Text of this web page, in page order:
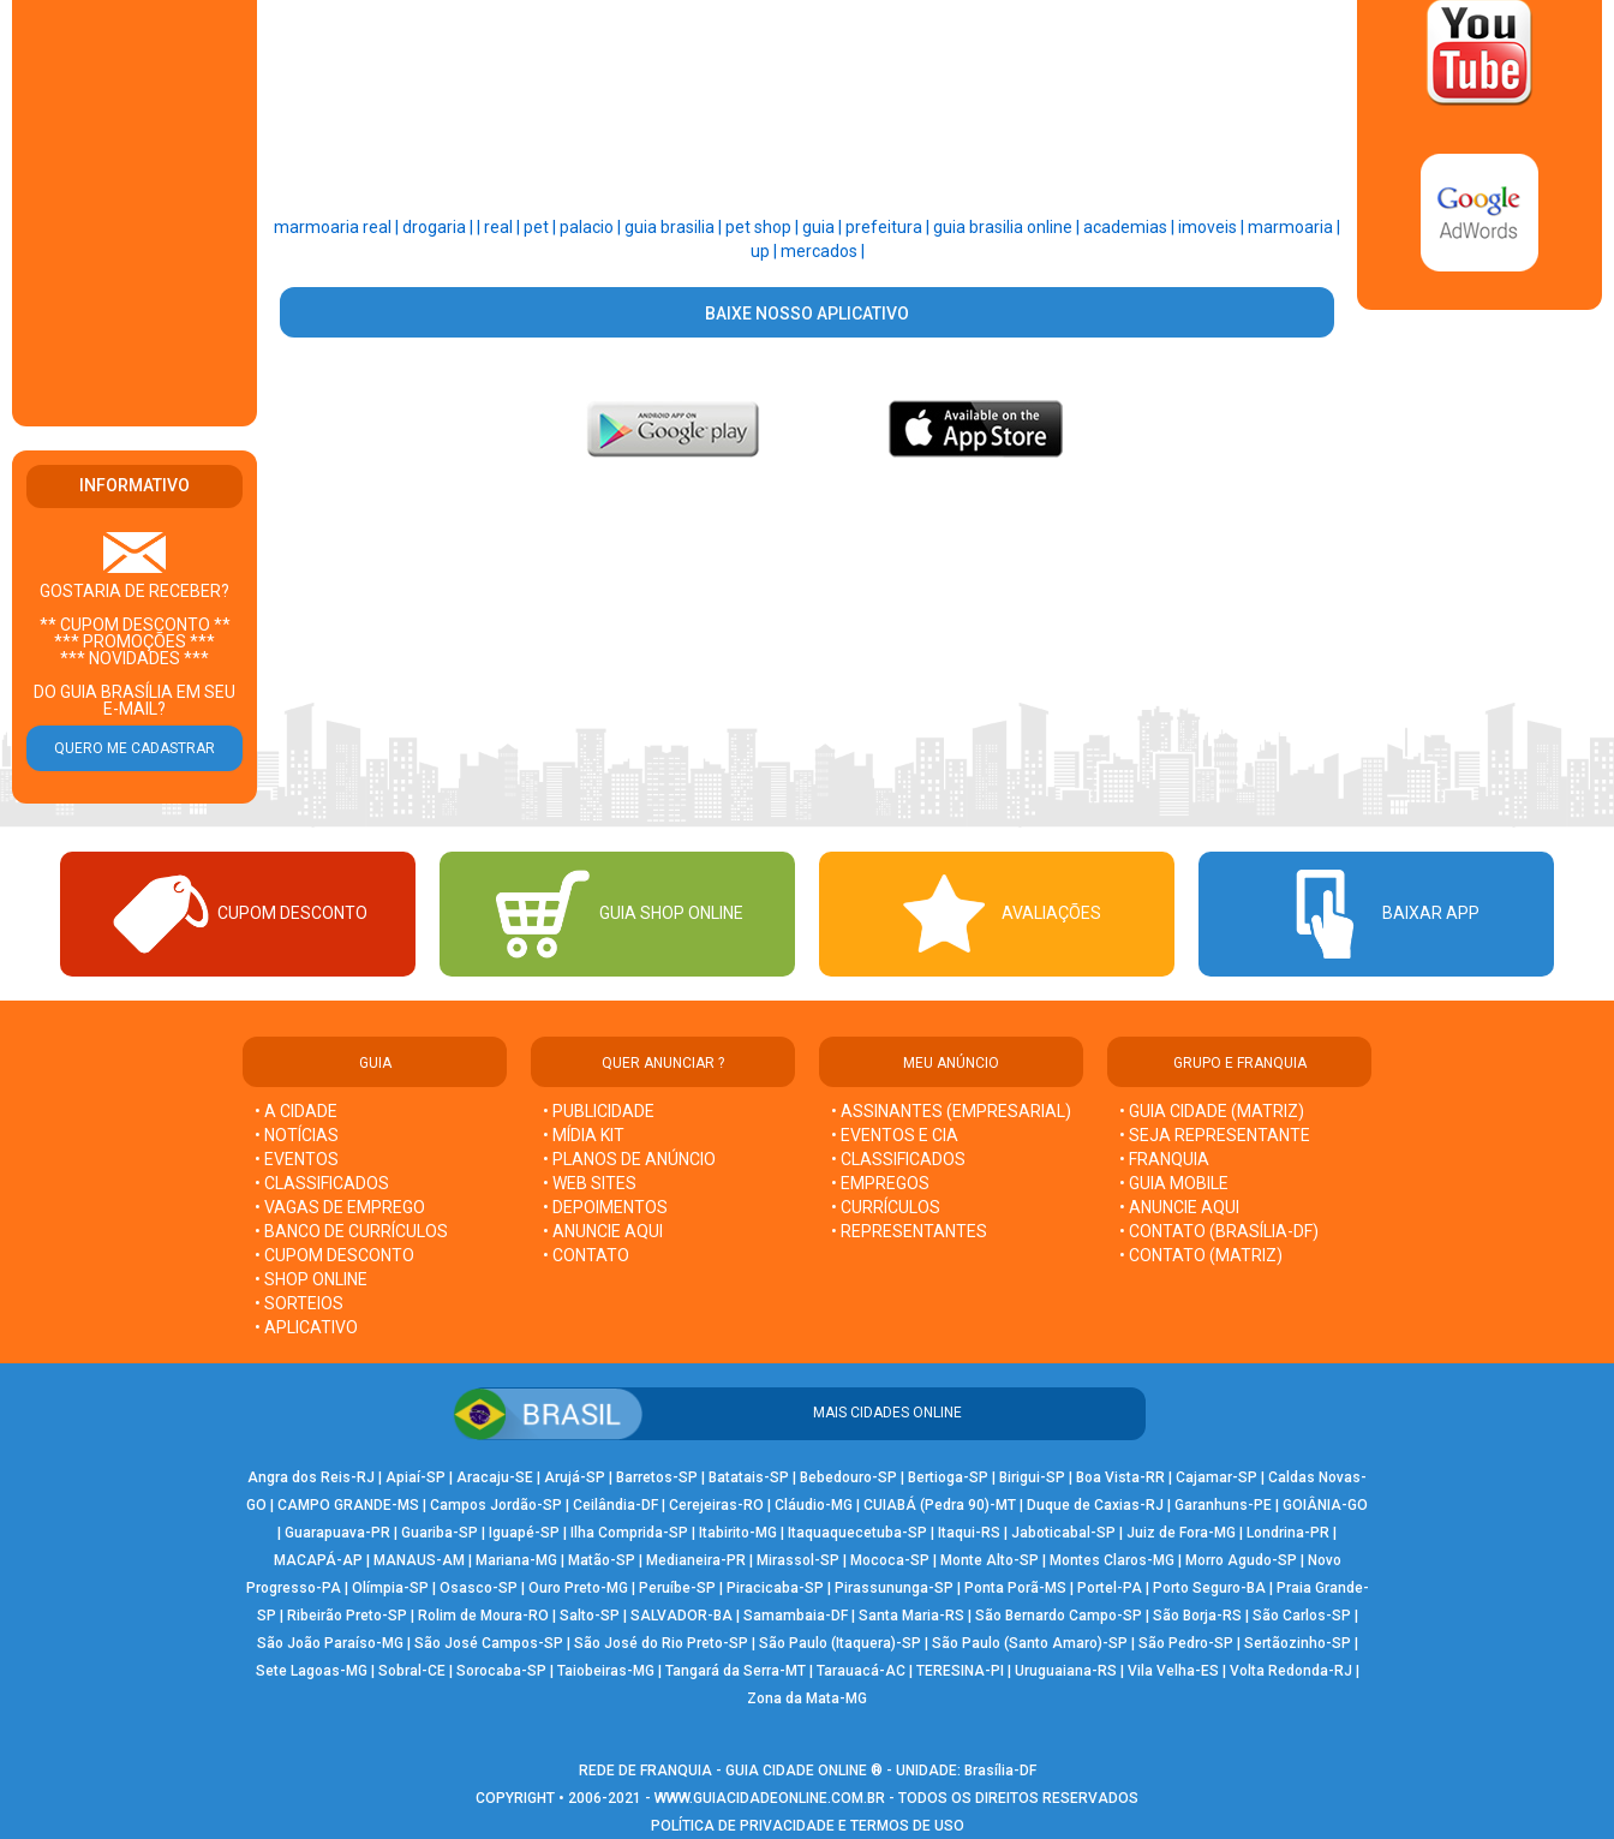
INFORMATIVO
GOSTARIA DE RECEBER?
** CUPOM DESCONTO **
*** PROMOÇÕES ***
*** NOVIDADES ***
DO GUIA BRASÍLIA EM SEU
E-MAIL?
marmoaria real | drogaria | real | pet | palacio | guia brasilia | pet shop | guia | prefeitura | guia brasilia online | academias | imoveis | marmoaria |
up | mercados |
BAIXE NOSSO APLICATIVO
CUPOM DESCONTO GUIA SHOP ONLINE AVALIAÇÕES BAIXAR APP
GUIA
• A CIDADE
• NOTÍCIAS
• EVENTOS
• CLASSIFICADOS
• VAGAS DE EMPREGO
• BANCO DE CURRÍCULOS
• CUPOM DESCONTO
• SHOP ONLINE
• SORTEIOS
• APLICATIVO
QUER ANUNCIAR ?
• PUBLICIDADE
• MÍDIA KIT
• PLANOS DE ANÚNCIO
• WEB SITES
• DEPOIMENTOS
• ANUNCIE AQUI
• CONTATO
MEU ANÚNCIO
• ASSINANTES (EMPRESARIAL)
• EVENTOS E CIA
• CLASSIFICADOS
• EMPREGOS
• CURRÍCULOS
• REPRESENTANTES
GRUPO E FRANQUIA
• GUIA CIDADE (MATRIZ)
• SEJA REPRESENTANTE
• FRANQUIA
• GUIA MOBILE
• ANUNCIE AQUI
• CONTATO (BRASÍLIA-DF)
• CONTATO (MATRIZ)
MAIS CIDADES ONLINE
Angra dos Reis-RJ | Apiaí-SP | Aracaju-SE | Arujá-SP | Barretos-SP | Batatais-SP | Bebedouro-SP | Bertioga-SP | Birigui-SP | Boa Vista-RR | Cajamar-SP | Caldas Novas-
GO | CAMPO GRANDE-MS | Campos Jordão-SP | Ceilândia-DF | Cerejeiras-RO | Cláudio-MG | CUIABÁ (Pedra 90)-MT | Duque de Caxias-RJ | Garanhuns-PE | GOIÂNIA-GO
| Guarapuava-PR | Guariba-SP | Iguapé-SP | Ilha Comprida-SP | Itabirito-MG | Itaquaquecetuba-SP | Itaqui-RS | Jaboticabal-SP | Juiz de Fora-MG | Londrina-PR |
MACAPÁ-AP | MANAUS-AM | Mariana-MG | Matão-SP | Medianeira-PR | Mirassol-SP | Mococa-SP | Monte Alto-SP | Montes Claros-MG | Morro Agudo-SP | Novo
Progresso-PA| Olímpia-SP | Osasco-SP | Ouro Preto-MG | Peruíbe-SP | Piracicaba-SP | Pirassununga-SP | Ponta Porã-MS | Portel-PA| Porto Seguro-BA| Praia Grande-
SP | Ribeirão Preto-SP | Rolim de Moura-RO | Salto-SP | SALVADOR-BA| Samambaia-DF| Santa Maria-RS | São Bernardo Campo-SP | São Borja-RS | São Carlos-SP |
São João Paraíso-MG | São José Campos-SP | São José do Rio Preto-SP | São Paulo (Itaquera)-SP | São Paulo (Santo Amaro)-SP | São Pedro-SP | Sertãozinho-SP |
Sete Lagoas-MG | Sobral-CE| Sorocaba-SP | Taiobeiras-MG | Tangará da Serra-MT| Tarauacá-AC| TERESINA-PI | Uruguaiana-RS | Vila Velha-ES | Volta Redonda-RJ |
Zona da Mata-MG
REDE DE FRANQUIA - GUIA CIDADE ONLINE ® - UNIDADE: Brasília-DF
COPYRIGHT • 2006-2021 - WWW.GUIACIDADEONLINE.COM.BR - TODOS OS DIREITOS RESERVADOS
POLÍTICA DE PRIVACIDADE E TERMOS DE USO